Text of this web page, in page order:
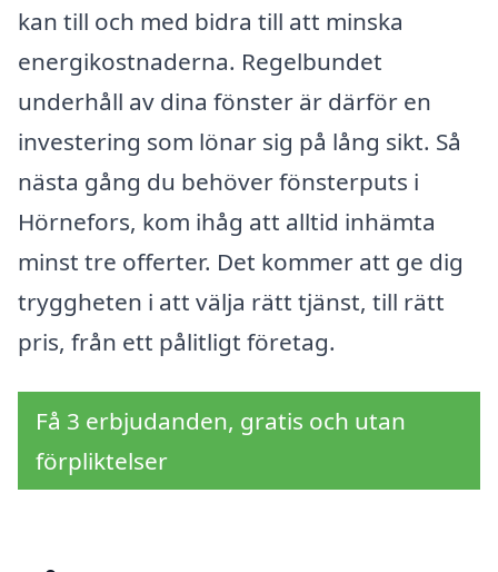
kan till och med bidra till att minska
energikostnaderna. Regelbundet
underhåll av dina fönster är därför en
investering som lönar sig på lång sikt. Så
nästa gång du behöver fönsterputs i
Hörnefors, kom ihåg att alltid inhämta
minst tre offerter. Det kommer att ge dig
tryggheten i att välja rätt tjänst, till rätt
pris, från ett pålitligt företag.
Få 3 erbjudanden, gratis och utan
förpliktelser